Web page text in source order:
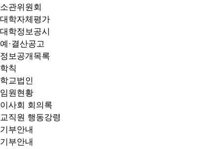
소관위원회
대학자체평가
대학정보공시
예·결산공고
정보공개목록
학칙
학교법인
임원현황
이사회 회의록
교직원 행동강령
기부안내
기부안내